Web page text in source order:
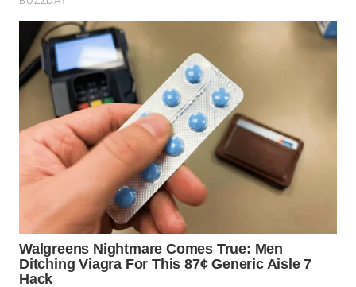
CIANJUR
WN
KEPULAUAN
SERIBU
WN
TANGERANG
BINJAI
WN
CIREBON